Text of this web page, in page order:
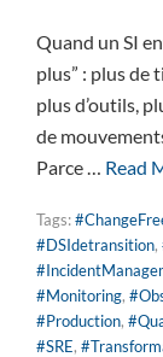
Quand un SI
plus” : plus de
plus d’outils,
de
Parce … Read
Tags:
#DSIdetransition,
#Monitoring,
#Production,
#SRE,